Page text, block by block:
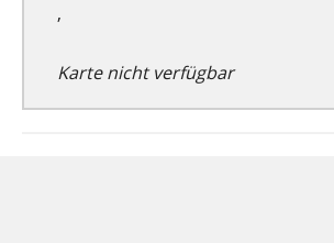
,
Karte nicht verfügbar